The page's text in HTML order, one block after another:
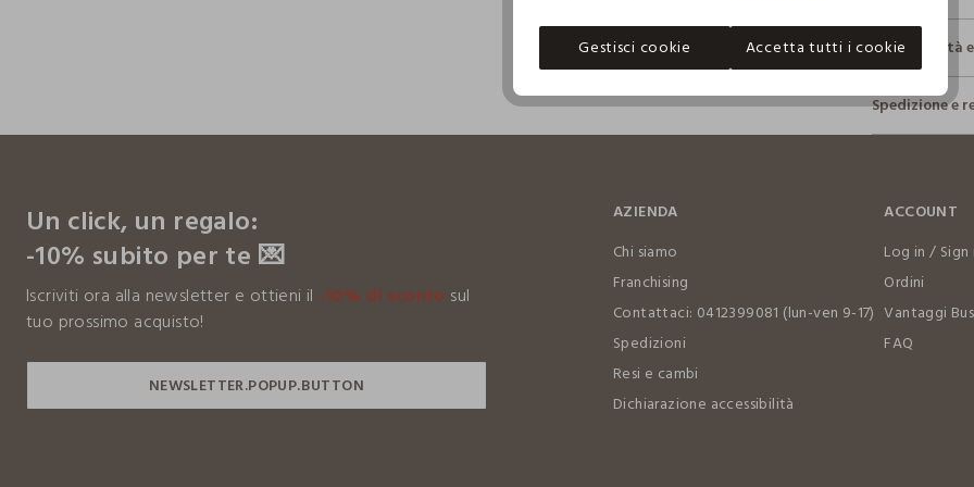
Sostenibilità
Sicurezza
Il 100% dei
fisici, per
Clicca qui
I nostri
PEPPER
MADE IN
Spedizione e
Un click, un regalo:
-10% subito per te 💌
Iscriviti ora alla newsletter e ottieni il -10% di sconto sul
tuo prossimo acquisto!
AZIENDA
Chi siamo
Franchising
Contattaci: 0412399081 (lun-ven 9-17)
Spedizioni
Resi e cambi
Dichiarazione accessibilità
ACCOUNT
Log in / Sign
Ordini
Vantaggi
FAQ
Gestisci cookie Accetta tutti i cookie